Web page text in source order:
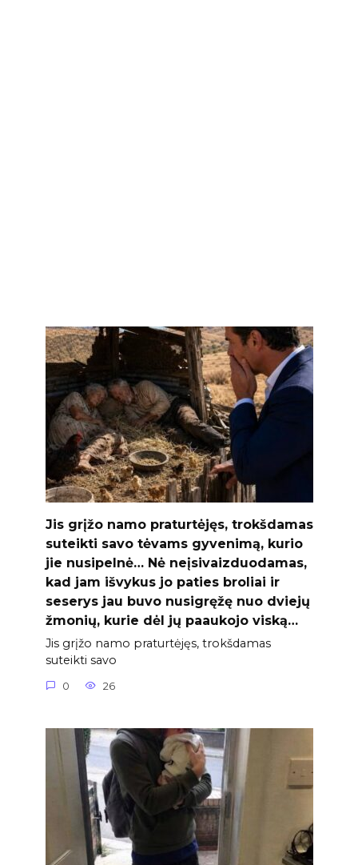
Jis grįžo namo praturtėjęs, trokšdamas
suteikti savo tėvams gyvenimą, kurio
jie nusipelnė… Nė neįsivaizduodamas,
kad jam išvykus jo paties broliai ir
seserys jau buvo nusigręžę nuo dviejų
žmonių, kurie dėl jų paaukojo viską…
Jis grįžo namo praturtėjęs, trokšdamas
suteikti savo
0 26